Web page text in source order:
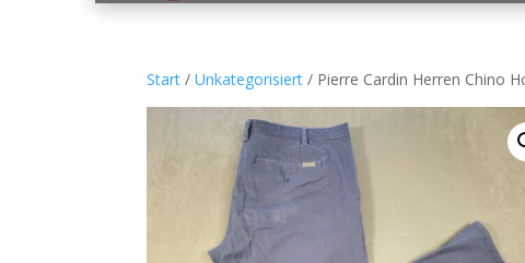
Start /Unkategorisiert / Pierre Cardin Herren Chino